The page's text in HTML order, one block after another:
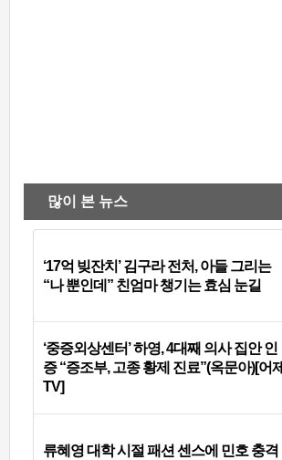
많이 본 뉴스
‘17억 빚잔치’ 김구라 전처, 아들 그리는
“나 뿐인데” 친엄마 챙기는 효심 눈길
‘중증외상센터’ 하영, 4대째 의사 집안 인
증 “증조부, 고종 황제 진료”(옥문아)[어제
TV]
류혜영 대학 시절 패션 센스에 민호 충격